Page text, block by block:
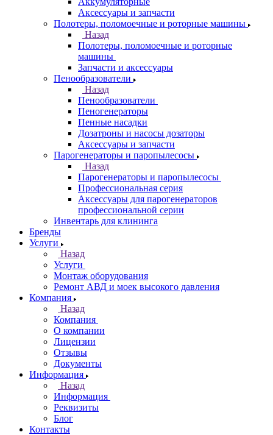
Аксессуары и запчасти
Полотеры, поломоечные и роторные машины
Назад
Полотеры, поломоечные и роторные
машины
Запчасти и аксессуары
Пенообразователи
Назад
Пенообразователи
Пеногенераторы
Пенные насадки
Дозатроны и насосы дозаторы
Аксессуары и запчасти
Парогенераторы и паропылесосы
Назад
Парогенераторы и паропылесосы
Профессиональная серия
Аксессуары для парогенераторов
профессиональной серии
Инвентарь для клининга
Бренды
Услуги
Назад
Услуги
Монтаж оборудования
Ремонт АВД и моек высокого давления
Компания
Назад
Компания
О компании
Лицензии
Отзывы
Документы
Информация
Назад
Информация
Реквизиты
Блог
Контакты